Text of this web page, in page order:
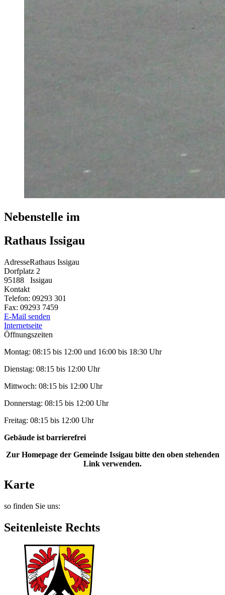
Nebenstelle im
Rathaus Issigau
AdresseRathaus Issigau
Dorfplatz 2
95188
Issigau
Kontakt
Telefon: 09293 301
Fax: 09293 7459
E-Mail senden
Internetseite
Öffnungszeiten
Montag: 08:15 bis 12:00 und 16:00 bis 18:30 Uhr
Dienstag: 08:15 bis 12:00 Uhr
Mittwoch: 08:15 bis 12:00 Uhr
Donnerstag: 08:15 bis 12:00 Uhr
Freitag: 08:15 bis 12:00 Uhr
Gebäude ist barrierefrei
Zur Homepage der Gemeinde Issigau bitte den oben stehenden
Link verwenden.
Karte
so finden Sie uns:
Seitenleiste Rechts